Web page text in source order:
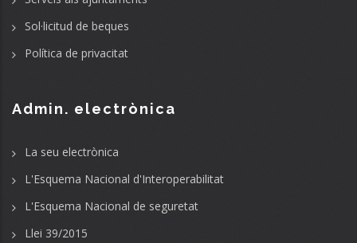
Sol·licitud de beques
Política de privacitat
Admin. electrònica
La seu electrònica
L'Esquema Nacional d'Interoperabilitat
L'Esquema Nacional de seguretat
Llei 39/2015